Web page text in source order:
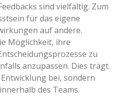
sind vielfältig. Zum
für das eigene
auf andere.
Möglichkeit, ihre
zu
anzupassen. Dies trägt
bei, sondern
des Teams.